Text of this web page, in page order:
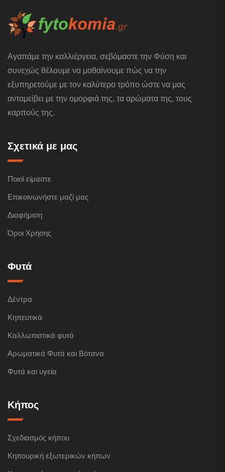
Αγαπάμε την καλλιέργεια, σεβόμαστε την Φύση και
συνεχώς θέλουμε να μαθαίνουμε πώς να την
εξυπηρετούμε με τον καλύτερο τρόπο ώστε να μας
ανταμείβει με την ομορφιά της, τα αρώματα της, τους
καρπούς της.
Σχετικά με μας
Ποιοί είμαστε
Επικοινωνήστε μαζί μας
Διαφήμιση
Όροι Χρήσης
Φυτά
Δέντρα
Κηπευτικά
Καλλωπιστικά φυτά
Αρωματικά Φυτά και Βότανα
Φυτά και υγεία
Κήπος
Σχεδιασμός κήπου
Κηπουρική εξωτερικών κήπων